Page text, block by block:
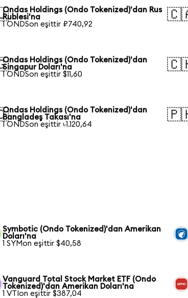
Ondas Holdings (Ondo Tokenized)'dan Rus
Rublesi'na
1 ONDSon eşittir ₽740,92
Ondas Holdings (Ondo Tokenized)'dan
Singapur Doları'na
1 ONDSon eşittir $11,60
Ondas Holdings (Ondo Tokenized)'dan
Bangladeş Takası'na
1 ONDSon eşittir ৳1.120,64
Symbotic (Ondo Tokenized)'dan Amerikan
Doları'na
1 SYMon eşittir $40,58
Vanguard Total Stock Market ETF (Ondo
Tokenized)'dan Amerikan Doları'na
1 VTIon eşittir $387,04